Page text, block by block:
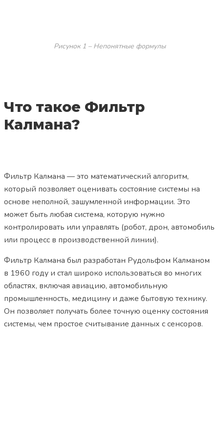
Рисунок 1 – Непонятные формулы
Что такое Фильтр
Калмана?
Фильтр Калмана — это математический алгоритм,
который позволяет оценивать состояние системы на
основе неполной, зашумленной информации. Это
может быть любая система, которую нужно
контролировать или управлять (робот, дрон, автомобиль
или процесс в производственной линии).
Фильтр Калмана был разработан Рудольфом Калманом
в 1960 году и стал широко использоваться во многих
областях, включая авиацию, автомобильную
промышленность, медицину и даже бытовую технику.
Он позволяет получать более точную оценку состояния
системы, чем простое считывание данных с сенсоров.